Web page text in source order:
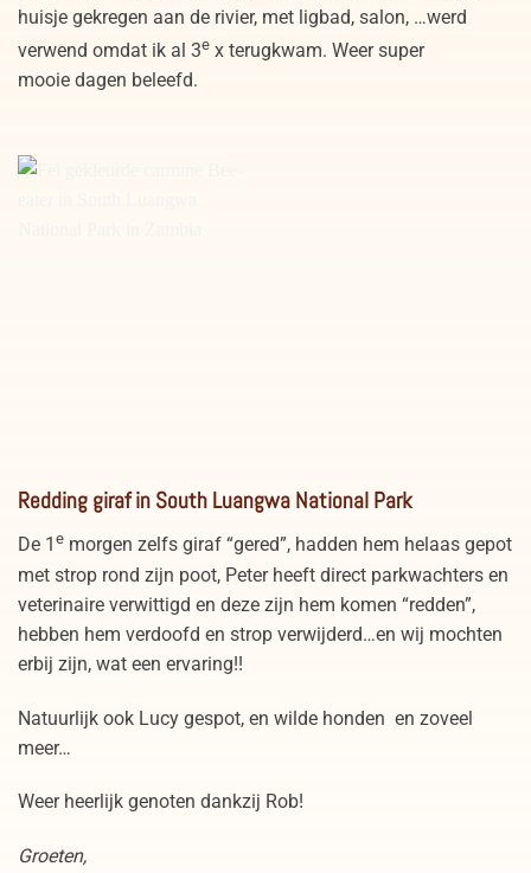
huisje gekregen aan de rivier, met ligbad, salon, …werd
verwend omdat ik al 3e x terugkwam. Weer super
mooie dagen beleefd.
Luangwa National Park
National Park Zambia
Redding giraf in South Luangwa National Park
De 1 e morgen zelfs giraf “gered”, hadden hem helaas gepot
met strop rond zijn poot, Peter heeft direct parkwachters en
veterinaire verwittigd en deze zijn hem komen “redden”,
hebben hem verdoofd en strop verwijderd…en wij mochten
erbij zijn, wat een ervaring!!
Natuurlijk ook Lucy gespot, en wilde honden en zoveel
meer…
Weer heerlijk genoten dankzij Rob!
Groeten,